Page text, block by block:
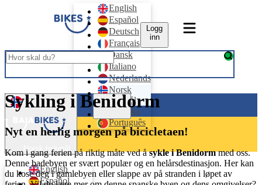
English
Español
Deutsch
Français
Dansk
Italiano
Nederlands
Norsk
bokmål
Svenska
Português
Logg
inn
Norsk bokmål
English
Español
Logg inn
Sykling i Benidorm
Nyt en herlig morgen på bicicletaen!
Kom i gang ferien på riktig måte ved åsykle i Benidormmed oss.
Denne badebyen er svært populær og en helårsdestinasjon. Her kan
du kose deg i gamlebyen eller slappe av på stranden i løpet av